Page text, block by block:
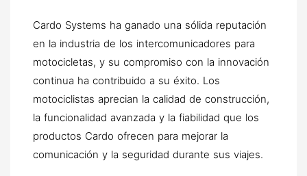
Cardo Systems ha ganado una sólida reputación
en la industria de los intercomunicadores para
motocicletas, y su compromiso con la innovación
continua ha contribuido a su éxito. Los
motociclistas aprecian la calidad de construcción,
la funcionalidad avanzada y la fiabilidad que los
productos Cardo ofrecen para mejorar la
comunicación y la seguridad durante sus viajes.